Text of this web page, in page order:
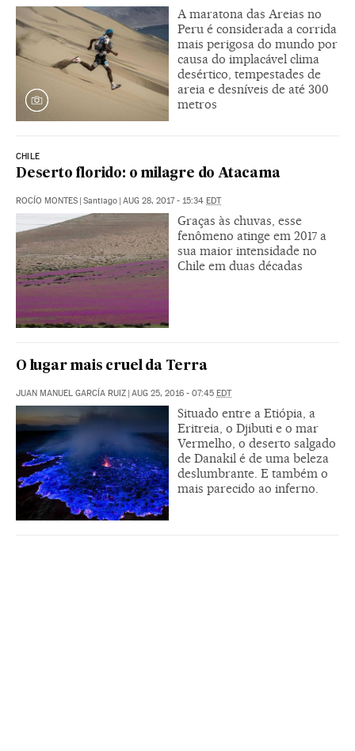
A maratona das Areias no
Peru é considerada a corrida
mais perigosa do mundo por
causa do implacável clima
desértico, tempestades de
areia e desníveis de até 300
metros
CHILE
Deserto florido: o milagre do Atacama
ROCÍO MONTES | Santiago | AUG 28, 2017 - 15:34 EDT
Graças às chuvas, esse
fenômeno atinge em 2017 a
sua maior intensidade no
Chile em duas décadas
O lugar mais cruel da Terra
JUAN MANUEL GARCÍA RUIZ | AUG 25, 2016 - 07:45 EDT
Situado entre a Etiópia, a
Eritreia, o Djibuti e o mar
Vermelho, o deserto salgado
de Danakil é de uma beleza
deslumbrante. E também o
mais parecido ao inferno.